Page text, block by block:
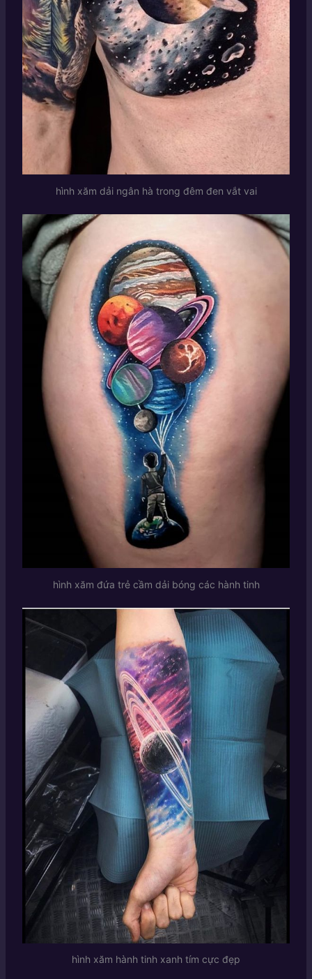
hình xăm dải ngân hà trong đêm đen vắt vai
hình xăm đứa trẻ cầm dải bóng các hành tinh
hình xăm hành tinh xanh tím cực đẹp